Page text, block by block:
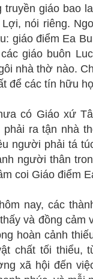
truyền giáo bao
nói riêng.
giáo điểm Ea
giáo buôn
nhà thờ nào.
để các tín hữu
có Giáo xứ
ra tận nhà
người phải tá
người thân
coi Giáo điểm
nay, các
và đồng
hoàn cảnh
chất tối thiểu,
xã hội đến